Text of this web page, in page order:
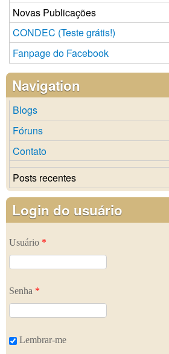
Novas Publicações
CONDEC (Teste grátis!)
Fanpage do Facebook
Navigation
Blogs
Fóruns
Contato
Posts recentes
Login do usuário
Usuário *
Senha *
Lembrar-me